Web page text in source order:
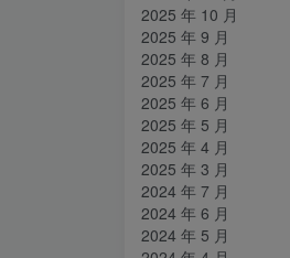
2025 年 10 月
2025 年 9 月
2025 年 8 月
2025 年 7 月
2025 年 6 月
2025 年 5 月
2025 年 4 月
2025 年 3 月
2024 年 7 月
2024 年 6 月
2024 年 5 月